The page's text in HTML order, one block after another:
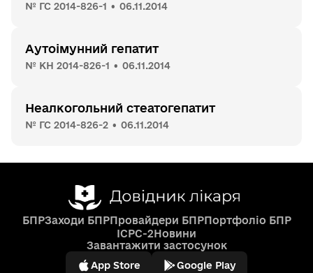
№ ГС 2014-826-1 • 06.11.2014
Аутоімунний гепатит
№ КН 2014-826-1 • 06.11.2014
Неалкогольний стеатогепатит
№ ГС 2014-826-2 • 06.11.2014
БПРЗаходи БПРПровайдери БПРПортфоліо БПР
ICPC-2Новини
Завантажити застосунок
App Store Google Play